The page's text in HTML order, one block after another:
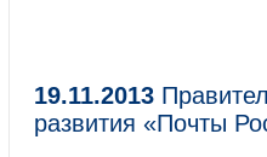
19.11.2013
развития «Почты